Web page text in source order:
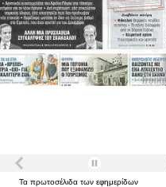
Τα πρωτοσέλιδα των εφημερίδων